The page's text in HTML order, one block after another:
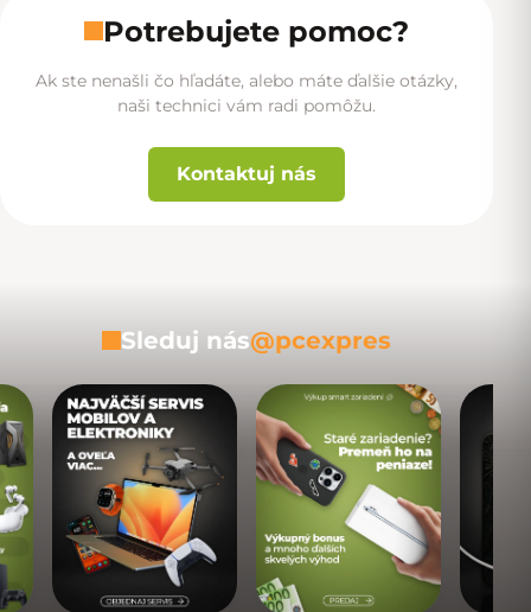
Potrebujete pomoc?
Ak ste nenašli čo hľadáte, alebo máte ďalšie otázky,
naši technici vám radi pomôžu.
Kontaktuj nás
Sleduj nás@pcexpres